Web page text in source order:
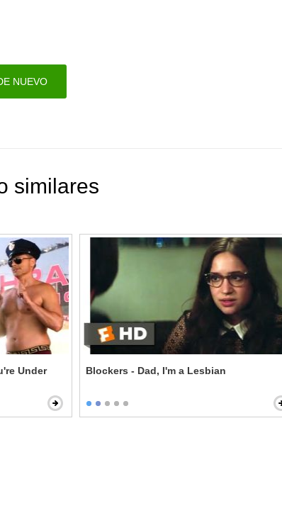
NUEVO
similares
Under
Blockers - Dad, I'm a Lesbian